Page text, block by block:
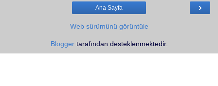
›
Ana Sayfa
Web sürümünü görüntüle
Bloggertarafından desteklenmektedir.